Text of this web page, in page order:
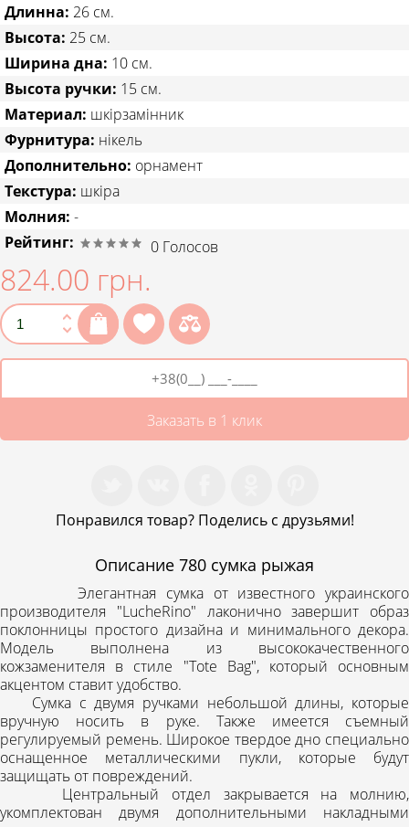
Длинна: 26 см.
Высота: 25 см.
Ширина дна: 10 см.
Высота ручки: 15 см.
Материал: шкірзамінник
Фурнитура: нікель
Дополнительно: орнамент
Текстура: шкіра
Молния: -
Рейтинг:
0 Голосов
824.00 грн.
Заказать в 1 клик
Понравился товар? Поделись с друзьями!
Описание 780 сумка рыжая
Элегантная сумка от известного украинского
производителя "LucheRino" лаконично завершит образ
поклонницы простого дизайна и минимального декора.
Модель выполнена из высококачественного
кожзаменителя в стиле "Tote Bag", который основным
акцентом ставит удобство.
Сумка с двумя ручками небольшой длины, которые
вручную носить в руке. Также имеется съемный
регулируемый ремень. Широкое твердое дно специально
оснащенное металлическими пукли, которые будут
защищать от повреждений.
Центральный отдел закрывается на молнию,
укомплектован двумя дополнительными накладными